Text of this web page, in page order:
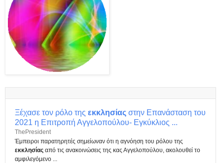
Ξέχασε τον ρόλο της εκκλησίας στην Επανάσταση του
2021 η Επιτροπή Αγγελοπούλου- Εγκύκλιος ...
ThePresident
Έμπειροι παρατηρητές σημείωναν ότι η αγνόηση του ρόλου της
εκκλησίας από τις ανακοινώσεις της κας Αγγελοπούλου, ακολουθεί το
αμφιλεγόμενο ...